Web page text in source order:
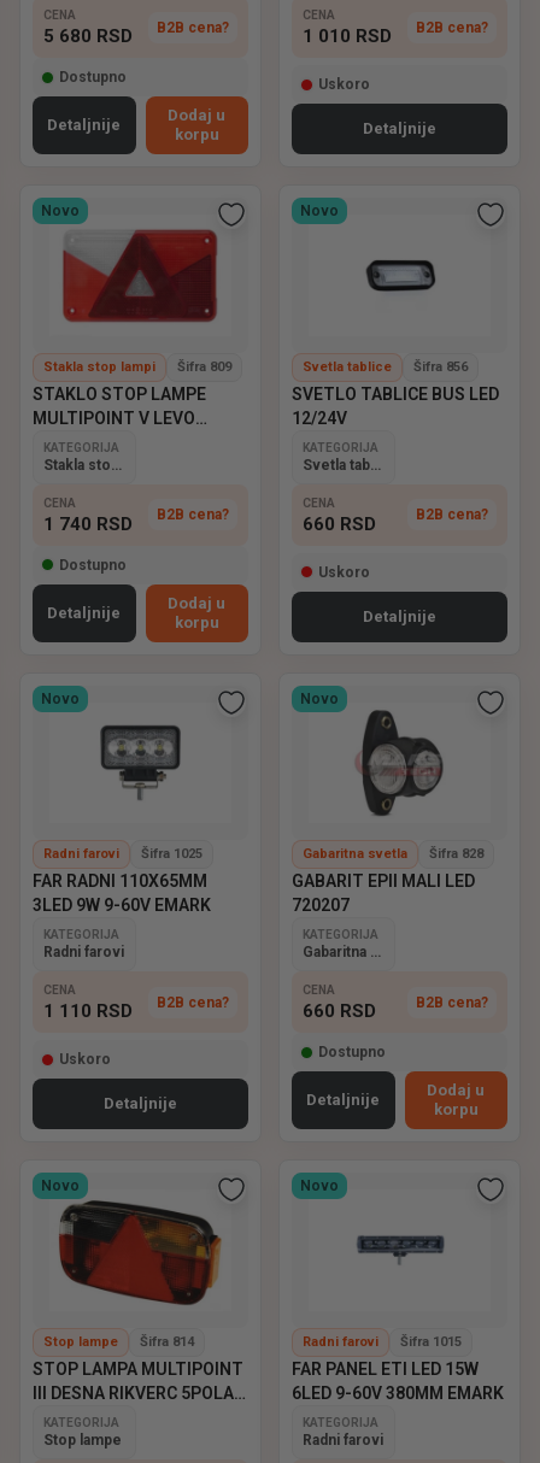
CENA
5 680 RSD B2B cena?
Dostupno
Detaljnije
Dodaj u
korpu
CENA
1 010 RSD B2B cena?
Uskoro
Detaljnije
Novo
Stakla stop lampi Šifra 809
STAKLO STOP LAMPE
MULTIPOINT V LEVO
ASPOCK
KATEGORIJA
CENA
1 740 RSD B2B cena?
Dostupno
Detaljnije
Dodaj u
korpu
Novo
Svetla tablice Šifra 856
SVETLO TABLICE BUS LED
12/24V
KATEGORIJA
CENA
660 RSD B2B cena?
Uskoro
Detaljnije
Novo
Radni farovi Šifra 1025
FAR RADNI 110X65MM
3LED 9W 9-60V EMARK
KATEGORIJA
Radni farovi
CENA
1 110 RSD B2B cena?
Uskoro
Detaljnije
Novo
Gabaritna svetla Šifra 828
GABARIT EPII MALI LED
720207
KATEGORIJA
Gabaritna svetla
CENA
660 RSD B2B cena?
Dostupno
Detaljnije
Dodaj u
korpu
Novo
Stop lampe Šifra 814
STOP LAMPA MULTIPOINT
III DESNA RIKVERC 5POLA
ASPOCK
KATEGORIJA
Stop lampe
Novo
Radni farovi Šifra 1015
FAR PANEL ETI LED 15W
6LED 9-60V 380MM EMARK
KATEGORIJA
Radni farovi